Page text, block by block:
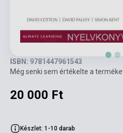
ISBN: 9781447961543
Még senki sem értékelte a
20 000 Ft
Készlet: 1-10 darab